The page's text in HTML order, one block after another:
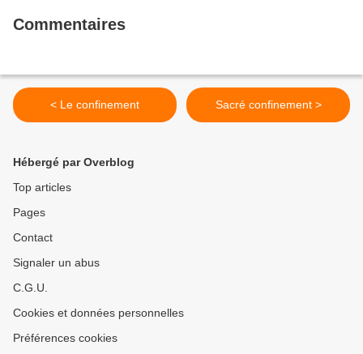
Commentaires
< Le confinement Sacré confinement >
Hébergé par Overblog
Top articles
Pages
Contact
Signaler un abus
C.G.U.
Cookies et données personnelles
Préférences cookies